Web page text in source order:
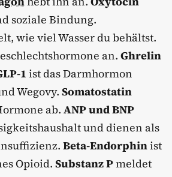
soziale Bindung.
wie viel Wasser du behältst.
an. Ghrelin
1 ist das Darmhormon
Wegovy. Somatostatin
ab. ANP und BNP
und dienen als
Beta-Endorphinist
Opioid. Substanz Pmeldet